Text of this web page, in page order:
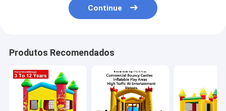
Continue
Produtos Recomendados